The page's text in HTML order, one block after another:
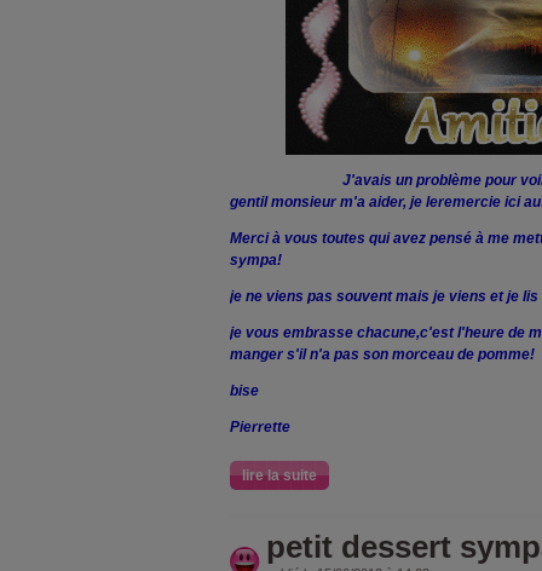
J'avais un problème pour voir
gentil monsieur m'a aider, je leremercie ici
Merci à vous toutes qui avez pensé à me
sympa!
je ne viens pas souvent mais je viens et je
je vous embrasse chacune,c'est l'heure de
manger s'il n'a pas son morceau de pomme!
bise
Pierrette
lire la suite
petit dessert